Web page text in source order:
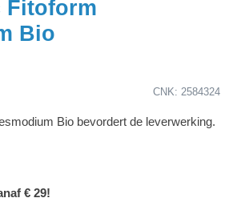
Bio
CNK: 2584324
Bio bevordert de leverwerking.
€ 29!